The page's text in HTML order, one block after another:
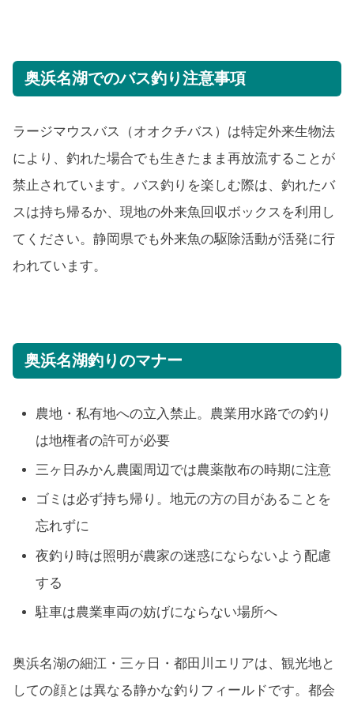
奥浜名湖でのバス釣り注意事項
ラージマウスバス（オオクチバス）は特定外来生物法
により、釣れた場合でも生きたまま再放流することが
禁止されています。バス釣りを楽しむ際は、釣れたバ
スは持ち帰るか、現地の外来魚回収ボックスを利用し
てください。静岡県でも外来魚の駆除活動が活発に行
われています。
奥浜名湖釣りのマナー
農地・私有地への立入禁止。農業用水路での釣り
は地権者の許可が必要
三ヶ日みかん農園周辺では農薬散布の時期に注意
ゴミは必ず持ち帰り。地元の方の目があることを
忘れずに
夜釣り時は照明が農家の迷惑にならないよう配慮
する
駐車は農業車両の妨げにならない場所へ
奥浜名湖の細江・三ヶ日・都田川エリアは、観光地と
しての顔とは異なる静かな釣りフィールドです。都会